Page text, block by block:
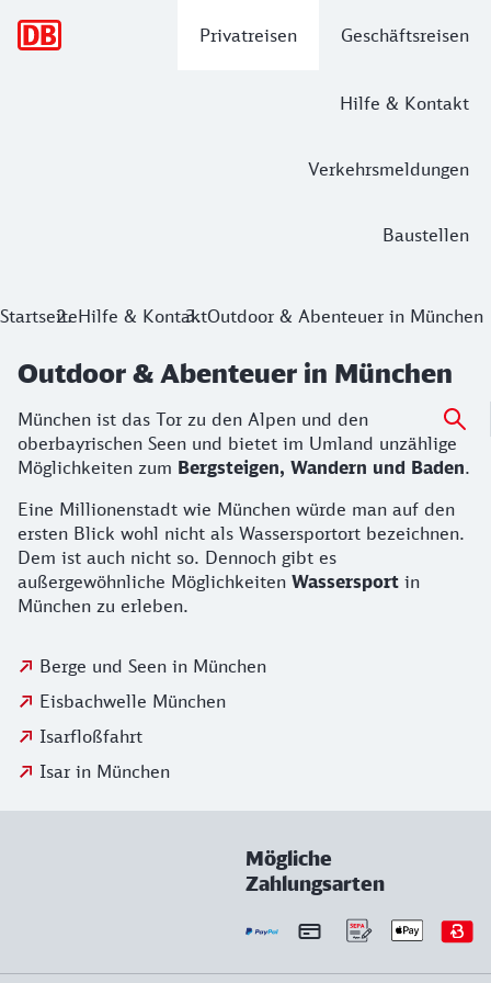
Privatreisen Geschäftsreisen
Hilfe & Kontakt
Verkehrsmeldungen
Baustellen
StartseiteHilfe & KontaktOutdoor & Abenteuer in München
Outdoor & Abenteuer in München
München ist das Tor zu den Alpen und den
oberbayrischen Seen und bietet im Umland unzählige
Möglichkeiten zum Bergsteigen, Wandern und Baden.
Eine Millionenstadt wie München würde man auf den
ersten Blick wohl nicht als Wassersportort bezeichnen.
Dem ist auch nicht so. Dennoch gibt es
außergewöhnliche Möglichkeiten Wassersport in
München zu erleben.
Berge und Seen in München
Eisbachwelle München
Isarfloßfahrt
Isar in München
Mögliche
Zahlungsarten